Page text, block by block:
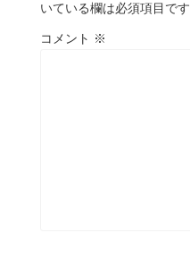
いている欄は必須項目です
コメント ※